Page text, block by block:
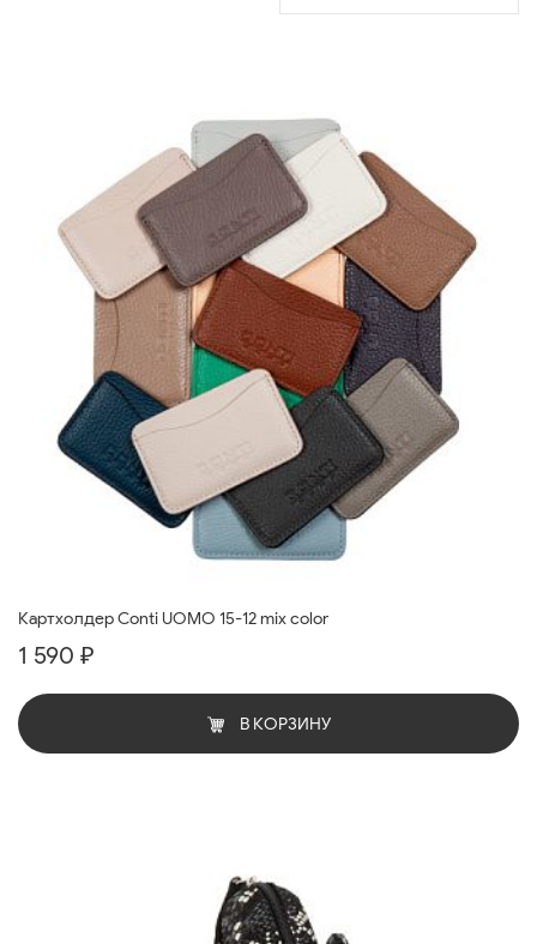
Картхолдер Conti UOMO 15-12 mix color
1 590 ₽
В КОРЗИНУ